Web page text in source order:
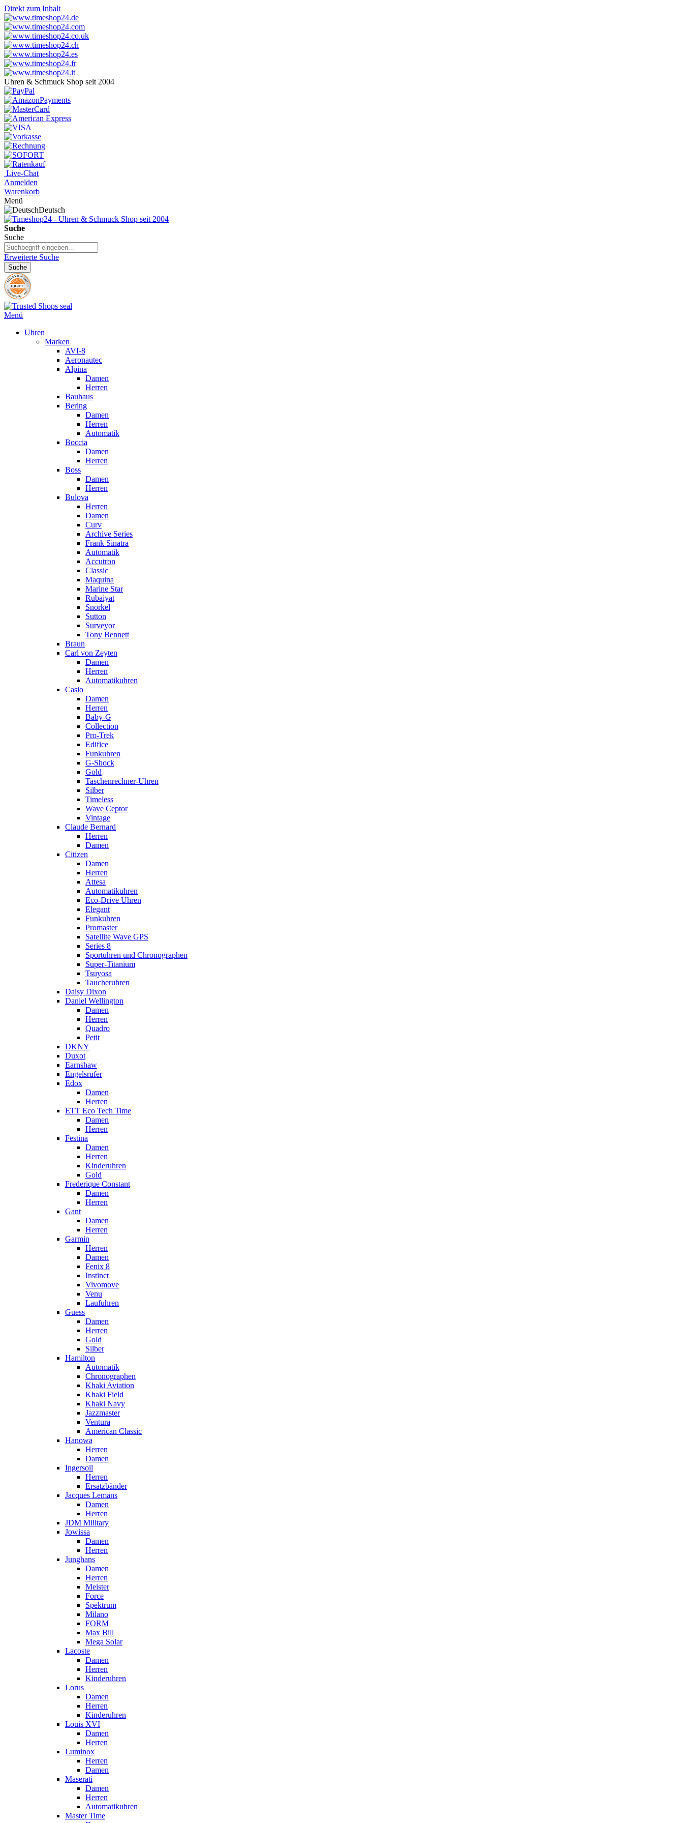
Direkt zum Inhalt
Uhren & Schmuck Shop seit 2004
Live-Chat
Anmelden
Warenkorb
Menü
Deutsch
Suche
Suche
Erweiterte Suche
Suche
Menü
Uhren
Marken
AVI-8
Aeronautec
Alpina
Damen
Herren
Bauhaus
Bering
Damen
Herren
Automatik
Boccia
Damen
Herren
Boss
Damen
Herren
Bulova
Herren
Damen
Curv
Archive Series
Frank Sinatra
Automatik
Accutron
Classic
Maquina
Marine Star
Rubaiyat
Snorkel
Sutton
Surveyor
Tony Bennett
Braun
Carl von Zeyten
Damen
Herren
Automatikuhren
Casio
Damen
Herren
Baby-G
Collection
Pro-Trek
Edifice
Funkuhren
G-Shock
Gold
Taschenrechner-Uhren
Silber
Timeless
Wave Ceptor
Vintage
Claude Bernard
Herren
Damen
Citizen
Damen
Herren
Attesa
Automatikuhren
Eco-Drive Uhren
Elegant
Funkuhren
Promaster
Satellite Wave GPS
Series 8
Sportuhren und Chronographen
Super-Titanium
Tsuyosa
Taucheruhren
Daisy Dixon
Daniel Wellington
Damen
Herren
Quadro
Petit
DKNY
Duxot
Earnshaw
Engelsrufer
Edox
Damen
Herren
ETT Eco Tech Time
Damen
Herren
Festina
Damen
Herren
Kinderuhren
Gold
Frederique Constant
Damen
Herren
Gant
Damen
Herren
Garmin
Herren
Damen
Fenix 8
Instinct
Vivomove
Venu
Laufuhren
Guess
Damen
Herren
Gold
Silber
Hamilton
Automatik
Chronographen
Khaki Aviation
Khaki Field
Khaki Navy
Jazzmaster
Ventura
American Classic
Hanowa
Herren
Damen
Ingersoll
Herren
Ersatzbänder
Jacques Lemans
Damen
Herren
JDM Military
Jowissa
Damen
Herren
Junghans
Damen
Herren
Meister
Force
Spektrum
Milano
FORM
Max Bill
Mega Solar
Lacoste
Damen
Herren
Kinderuhren
Lorus
Damen
Herren
Kinderuhren
Louis XVI
Damen
Herren
Luminox
Herren
Damen
Maserati
Damen
Herren
Automatikuhren
Master Time